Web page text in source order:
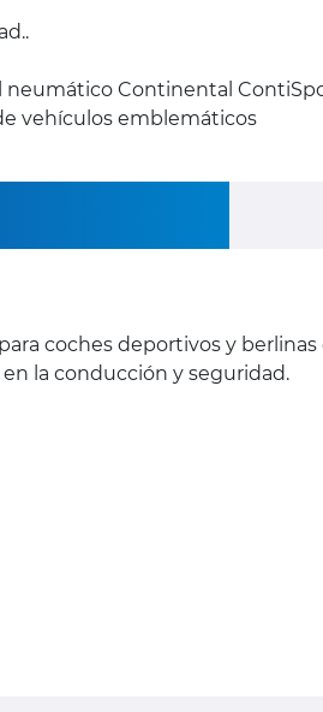
neumático Continental
vehículos emblemáticos
coches deportivos y
la conducción y seguridad.